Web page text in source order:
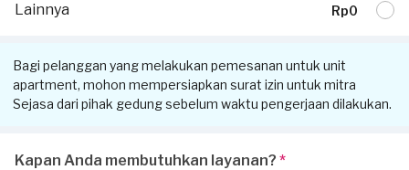
Lainnya Rp0
Bagi pelanggan yang melakukan pemesanan untuk unit
apartment, mohon mempersiapkan surat izin untuk mitra
Sejasa dari pihak gedung sebelum waktu pengerjaan dilakukan.
Kapan Anda membutuhkan layanan? *